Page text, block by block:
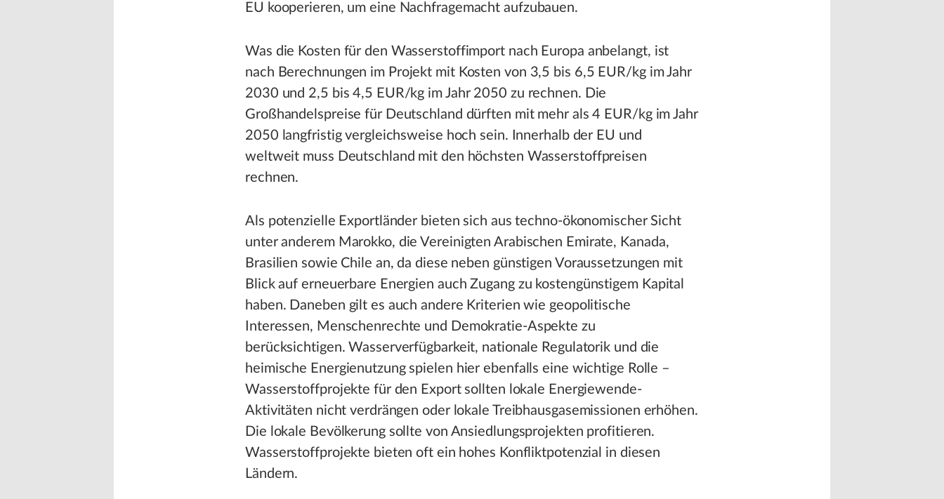
EU kooperieren, um eine Nachfragemacht aufzubauen.
Was die Kosten für den Wasserstoffimport nach Europa anbelangt, ist
nach Berechnungen im Projekt mit Kosten von 3,5 bis 6,5 EUR/kg im Jahr
2030 und 2,5 bis 4,5 EUR/kg im Jahr 2050 zu rechnen. Die
Großhandelspreise für Deutschland dürften mit mehr als 4 EUR/kg im Jahr
2050 langfristig vergleichsweise hoch sein. Innerhalb der EU und
weltweit muss Deutschland mit den höchsten Wasserstoffpreisen
rechnen.
Als potenzielle Exportländer bieten sich aus techno-ökonomischer Sicht
unter anderem Marokko, die Vereinigten Arabischen Emirate, Kanada,
Brasilien sowie Chile an, da diese neben günstigen Voraussetzungen mit
Blick auf erneuerbare Energien auch Zugang zu kostengünstigem Kapital
haben. Daneben gilt es auch andere Kriterien wie geopolitische
Interessen, Menschenrechte und Demokratie-Aspekte zu
berücksichtigen. Wasserverfügbarkeit, nationale Regulatorik und die
heimische Energienutzung spielen hier ebenfalls eine wichtige Rolle –
Wasserstoffprojekte für den Export sollten lokale Energiewende-
Aktivitäten nicht verdrängen oder lokale Treibhausgasemissionen erhöhen.
Die lokale Bevölkerung sollte von Ansiedlungsprojekten profitieren.
Wasserstoffprojekte bieten oft ein hohes Konfliktpotenzial in diesen
Ländern.